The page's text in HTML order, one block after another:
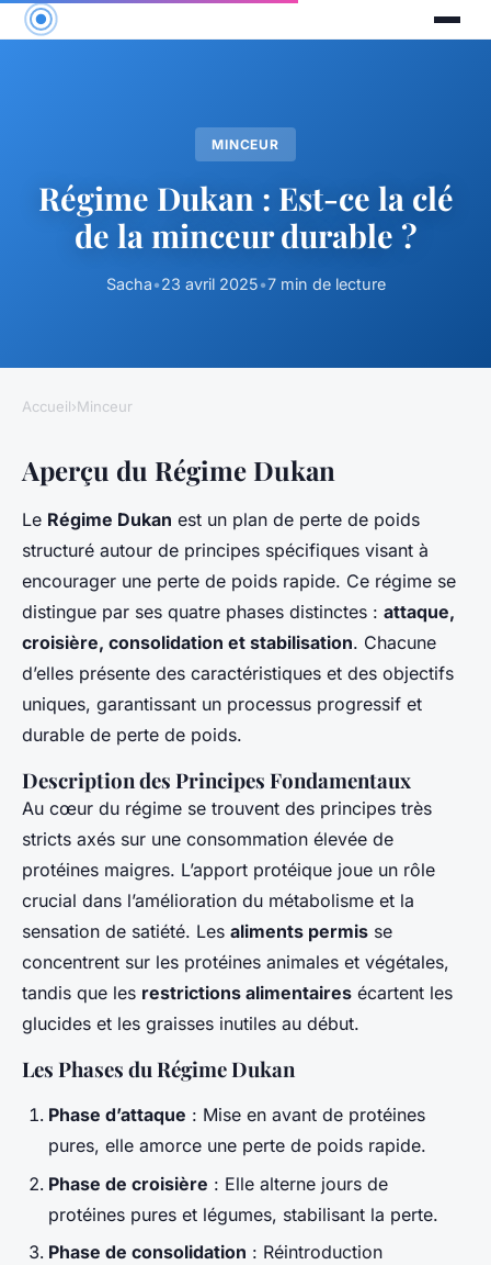
MINCEUR
Régime Dukan : Est-ce la clé
de la minceur durable ?
Sacha•23 avril 2025•7 min de lecture
Accueil›Minceur
Aperçu du Régime Dukan
Le Régime Dukan est un plan de perte de poids
structuré autour de principes spécifiques visant à
encourager une perte de poids rapide. Ce régime se
distingue par ses quatre phases distinctes : attaque,
croisière, consolidation et stabilisation. Chacune
d’elles présente des caractéristiques et des objectifs
uniques, garantissant un processus progressif et
durable de perte de poids.
Description des Principes Fondamentaux
Au cœur du régime se trouvent des principes très
stricts axés sur une consommation élevée de
protéines maigres. L’apport protéique joue un rôle
crucial dans l’amélioration du métabolisme et la
sensation de satiété. Les aliments permis se
concentrent sur les protéines animales et végétales,
tandis que les restrictions alimentaires écartent les
glucides et les graisses inutiles au début.
Les Phases du Régime Dukan
Phase d’attaque : Mise en avant de protéines
pures, elle amorce une perte de poids rapide.
Phase de croisière : Elle alterne jours de
protéines pures et légumes, stabilisant la perte.
Phase de consolidation : Réintroduction